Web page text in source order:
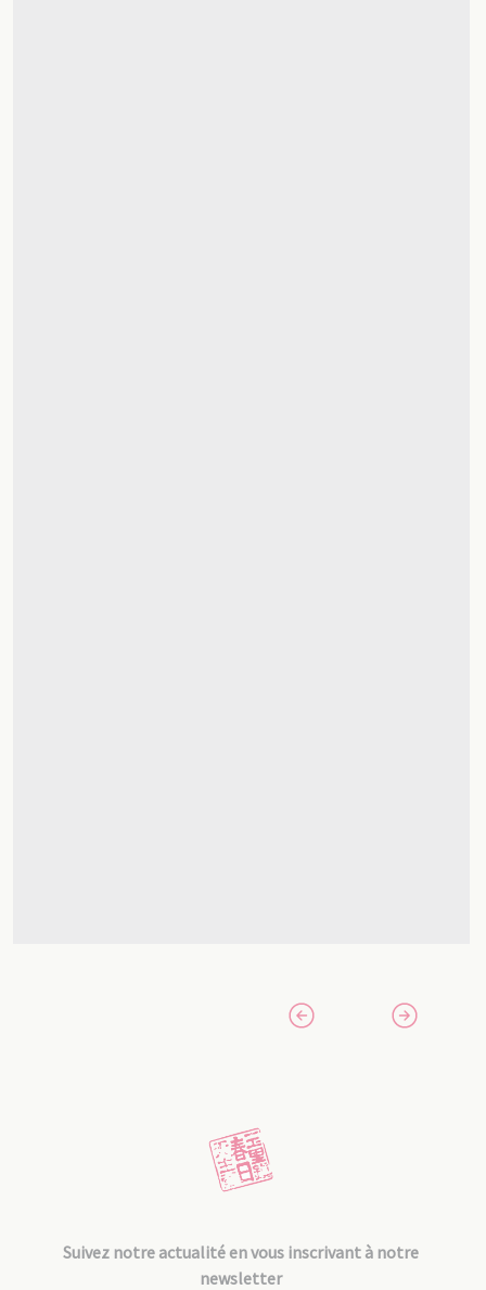
Suivez notre actualité en vous inscrivant à notre
newsletter